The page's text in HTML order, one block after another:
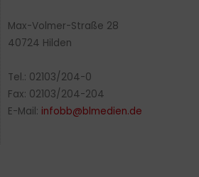
Max-Volmer-Straße 28
40724 Hilden
Tel.: 02103/204-0
Fax: 02103/204-204
E-Mail: infobb@blmedien.de